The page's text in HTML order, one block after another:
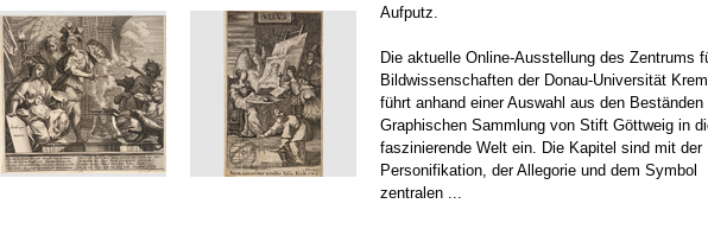
Aufputz.
Die aktuelle Online-Ausstellung des Zentrums
Bildwissenschaften der Donau-Universität
führt anhand einer Auswahl aus den Beständen
Graphischen Sammlung von Stift Göttweig in
faszinierende Welt ein. Die Kapitel sind mit der
Personifikation, der Allegorie und dem Symbol
zentralen ...